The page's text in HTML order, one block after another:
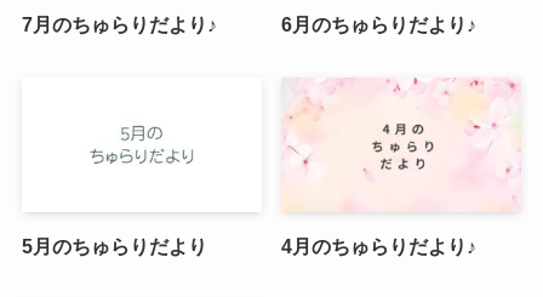
7月のちゅらりだより♪ 6月のちゅらりだより♪
5月のちゅらりだより 4月のちゅらりだより♪